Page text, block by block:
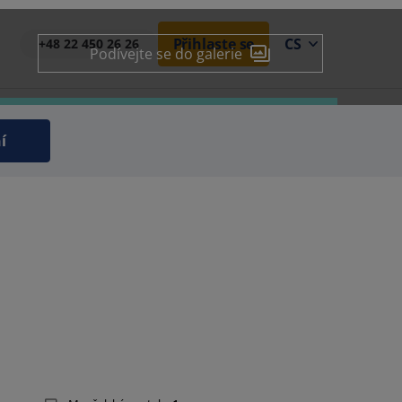
+48 22 450 26 26 Přihlaste se CS
Podívejte se do galerie